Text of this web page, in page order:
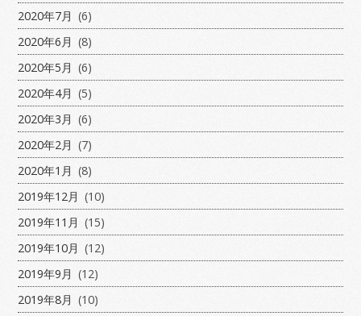
2020年7月 (6)
2020年6月 (8)
2020年5月 (6)
2020年4月 (5)
2020年3月 (6)
2020年2月 (7)
2020年1月 (8)
2019年12月 (10)
2019年11月 (15)
2019年10月 (12)
2019年9月 (12)
2019年8月 (10)